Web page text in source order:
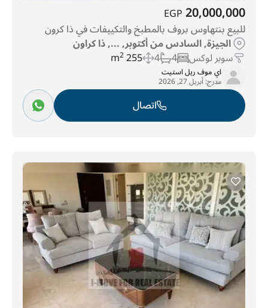
20,000,000
EGP
للبيع بنتهاوس بروف بالمطبخ والتكييفات في ذا كرون
الجيزة, السادس من أكتوبر, ..., ذا كراون
سوبر لوكس 4
4
255 m
2
اي موف ريل استيت
مدرج:أبريل 27, 2026
اتصال